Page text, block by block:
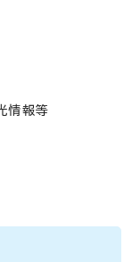
情報等